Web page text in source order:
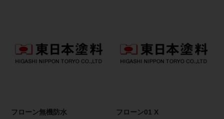
フローン無機防水 フローン01 X